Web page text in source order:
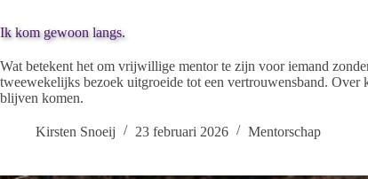
Ik kom gewoon langs.
Wat betekent het om vrijwillige mentor te zijn voor iemand
tweewekelijks bezoek uitgroeide tot een vertrouwensband. Over
blijven komen.
Kirsten Snoeij 23 februari 2026 Mentorschap